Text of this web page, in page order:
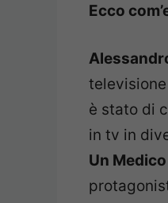
Ecco
è stato di
in tv in
Un